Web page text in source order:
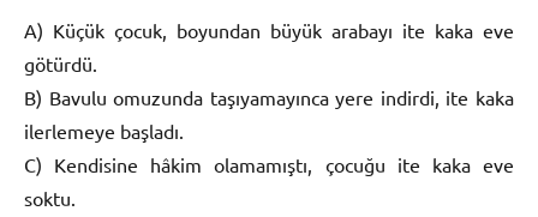
A) Küçük çocuk, boyundan büyük arabayı ite kaka eve
götürdü.
B) Bavulu omuzunda taşıyamayınca yere indirdi, ite kaka
ilerlemeye başladı.
C) Kendisine hâkim olamamıştı, çocuğu ite kaka eve
soktu.